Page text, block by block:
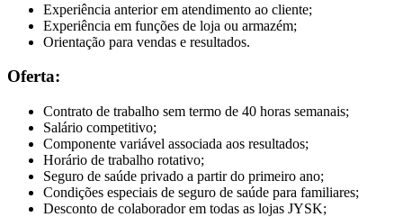
Experiência anterior em atendimento ao cliente;
Experiência em funções de loja ou armazém;
Orientação para vendas e resultados.
Oferta:
Contrato de trabalho sem termo de 40 horas semanais;
Salário competitivo;
Componente variável associada aos resultados;
Horário de trabalho rotativo;
Seguro de saúde privado a partir do primeiro ano;
Condições especiais de seguro de saúde para familiares;
Desconto de colaborador em todas as lojas JYSK;